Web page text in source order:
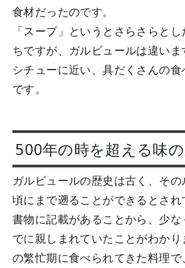
食材だったのです。
「スープ」というとさらさらと
ちですが、ガルビュールは違い
シチューに近い、具だくさんの
です。
500年の時を超える味
ガルビュールの歴史は古く、そ
頃にまで遡ることができるとさ
書物に記載があることから、少
でに親しまれていたことがわか
の繁忙期に食べられてきた料理